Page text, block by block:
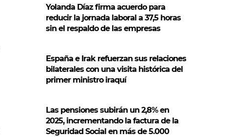
Yolanda Díaz firma acuerdo para
reducir la jornada laboral a 37,5 horas
sin el respaldo de las empresas
España e Irak refuerzan sus relaciones
bilaterales con una visita histórica del
primer ministro iraquí
Las pensiones subirán un 2,8% en
2025, incrementando la factura de la
Seguridad Social en más de 5.000